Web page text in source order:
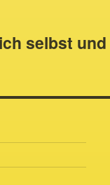
selbst und